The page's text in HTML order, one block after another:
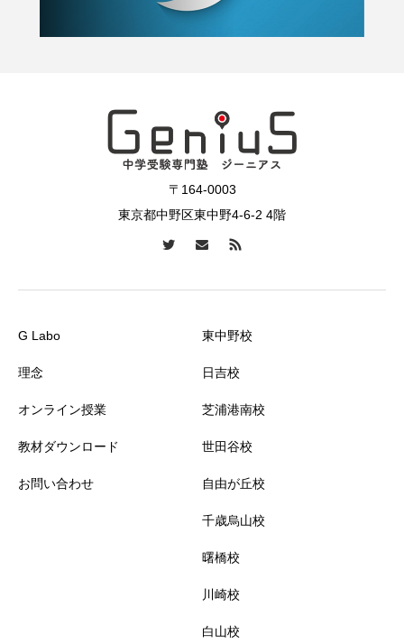
〒164-0003
東京都中野区東中野4-6-2 4階
G Labo
理念
オンライン授業
教材ダウンロード
お問い合わせ
東中野校
日吉校
芝浦港南校
世田谷校
自由が丘校
千歳烏山校
曙橋校
川崎校
白山校